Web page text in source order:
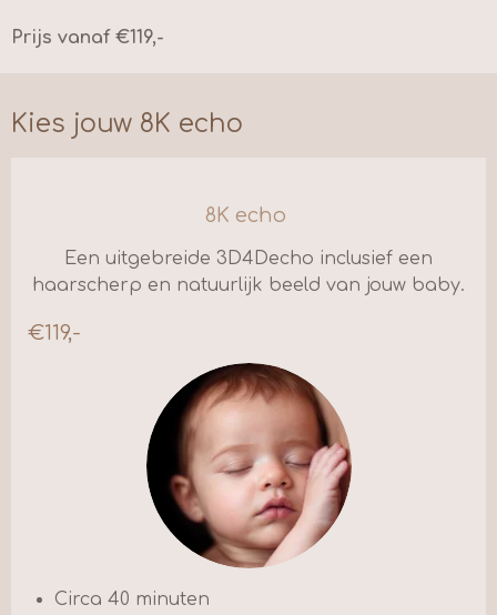
Prijs vanaf €119,-
Kies jouw 8K echo
8K echo
Een uitgebreide 3D4Decho inclusief een
haarscherp en natuurlijk beeld van jouw baby.
€119,-
Circa 40 minuten